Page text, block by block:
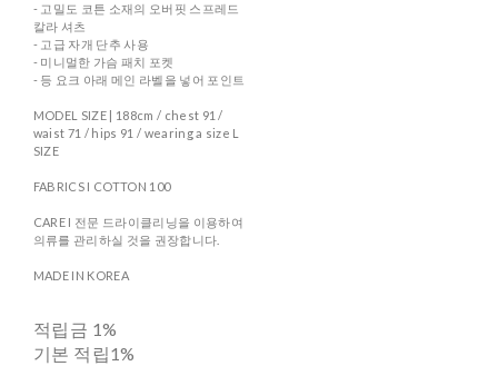
- 고밀도 코튼 소재의 오버핏 스프레드
칼라 셔츠
- 고급 자개 단추 사용
- 미니멀한 가슴 패치 포켓
- 등 요크 아래 메인 라벨을 넣어 포인트
MODEL SIZE | 188cm / chest 91 /
waist 71 / hips 91 / wearing a size L
SIZE
FABRICS I COTTON 100
CARE I 전문 드라이클리닝을 이용하여
의류를 관리하실 것을 권장합니다.
MADE IN KOREA
적립금 1%
기본 적립1%